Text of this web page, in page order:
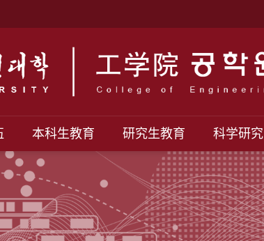
本科生教育 研究生教育 科学研究